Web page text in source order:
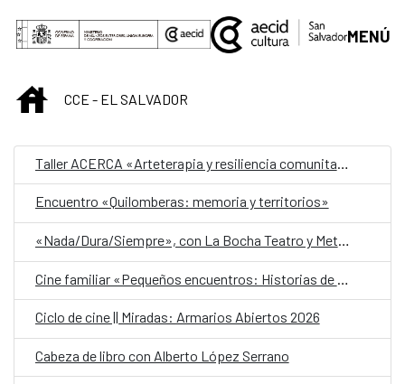
Saltar al contenido principal
MENÚ
INICIOCCE - EL SALVADOR
Encuentro «Quilomberas: memoria y territorios»
«Nada/Dura/Siempre», con La Bocha Teatro y Metafórica
Ciclo de cine || Miradas: Armarios Abiertos 2026
Cabeza de libro con Alberto López Serrano